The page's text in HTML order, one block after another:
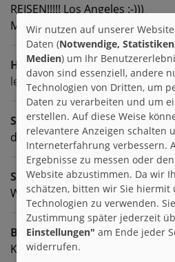
REISEN!!!!! Los Angeles :-)))
Mein Liebstes Reiseziel!!!!
Homepage
lear@bluewin.ch
Sprachen
deutsch englisch italienisch
Sternzeichen
Wassermann
Beruf
Kaufmännisch Angestellter
Wir nutzen auf unserer
Daten (Notwendige,
Medien) um Ihr
davon sind essenziell, andere
Technologien von Dritten, um
Daten zu verarbeiten und um
erstellen. Auf diese Weise
relevantere Anzeigen schalten
Interneterfahrung verbessern.
Ergebnisse zu messen oder
Website abzustimmen. Da wir
schätzen, bitten wir Sie hiermit
Technologien zu verwenden.
Zustimmung später jederzeit
Einstellungen" am Ende jeder
widerrufen.